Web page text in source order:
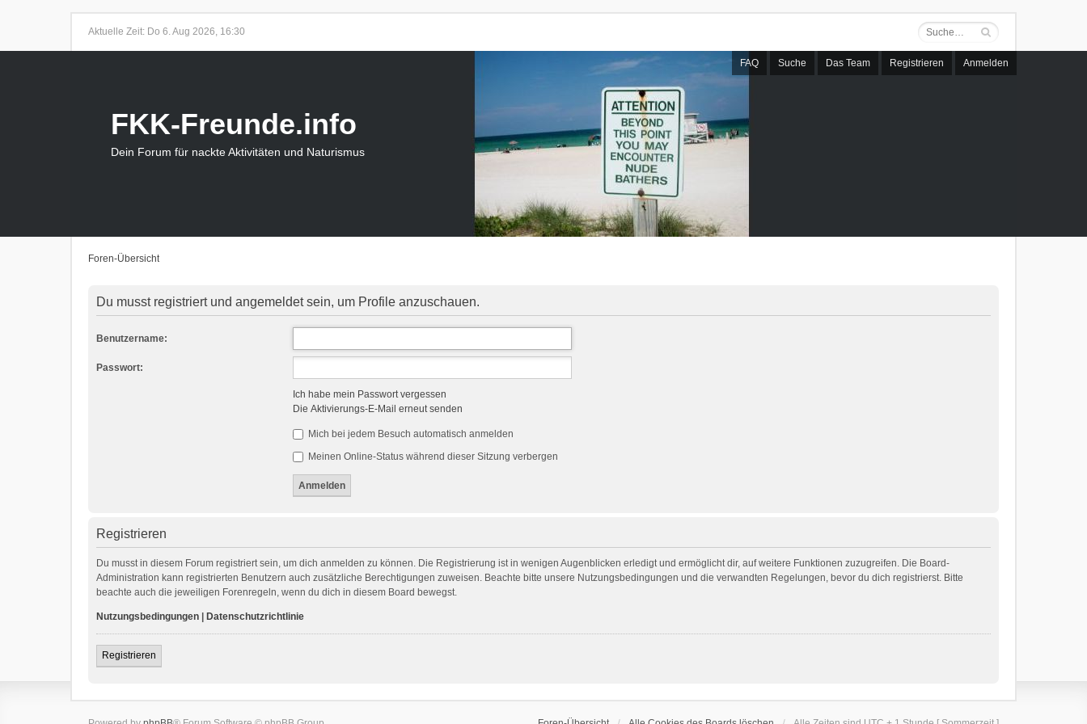
Aktuelle Zeit: Do 6. Aug 2026, 16:30
FAQ Suche Das Team Registrieren Anmelden
FKK-Freunde.info
Dein Forum für nackte Aktivitäten und Naturismus
Foren-Übersicht
Du musst registriert und angemeldet sein, um Profile anzuschauen.
Benutzername:
Passwort:
Ich habe mein Passwort vergessen
Die Aktivierungs-E-Mail erneut senden
Mich bei jedem Besuch automatisch anmelden
Meinen Online-Status während dieser Sitzung verbergen
Registrieren
Du musst in diesem Forum registriert sein, um dich anmelden zu können. Die Registrierung ist in wenigen Augenblicken erledigt und ermöglicht dir, auf weitere Funktionen zuzugreifen. Die Board-
Administration kann registrierten Benutzern auch zusätzliche Berechtigungen zuweisen. Beachte bitte unsere Nutzungsbedingungen und die verwandten Regelungen, bevor du dich registrierst. Bitte
beachte auch die jeweiligen Forenregeln, wenn du dich in diesem Board bewegst.
Nutzungsbedingungen Datenschutzrichtlinie
Registrieren